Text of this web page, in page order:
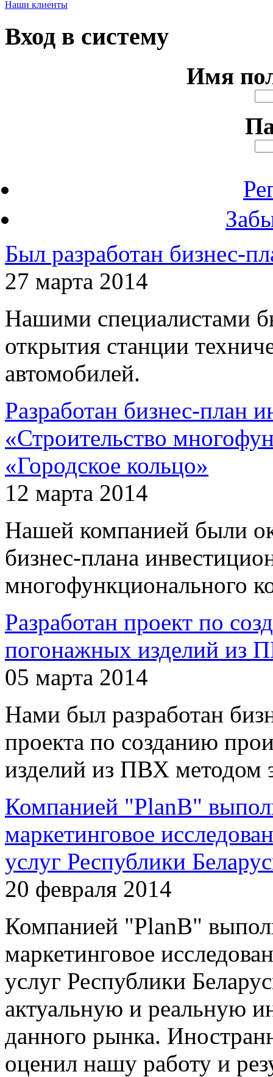
Наши клиенты
Вход в систему
Имя
Был разработан бизнес-
27 марта 2014
Нашими специалистами
открытия станции
автомобилей.
Разработан бизнес-план
«Строительство
«Городское кольцо»
12 марта 2014
Нашей компанией были
бизнес-плана
многофункционального
Разработан проект по
погонажных изделий из
05 марта 2014
Нами был разработан
проекта по созданию
изделий из ПВХ методом
Компанией "PlanB"
маркетинговое
услуг Республики
20 февраля 2014
Компанией "PlanB"
маркетинговое
услуг Республики
актуальную и реальную
данного рынка.
оценил нашу работу и